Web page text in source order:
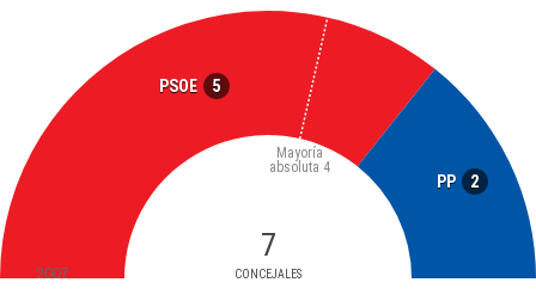
PSOE 5
PP 2
7
CONCEJALES
Mayoría
absoluta 4
2007